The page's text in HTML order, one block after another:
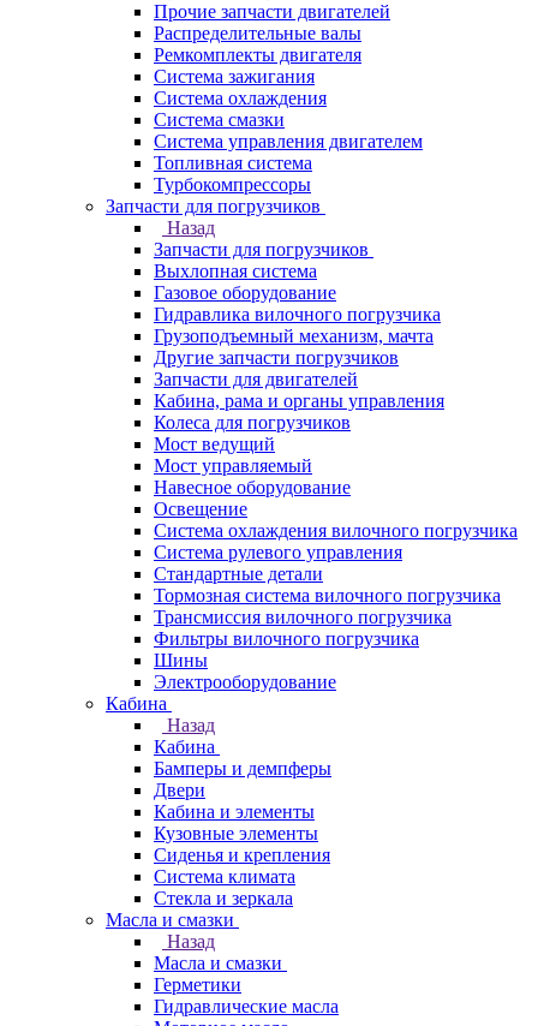
Прочие запчасти двигателей
Распределительные валы
Ремкомплекты двигателя
Система зажигания
Система охлаждения
Система смазки
Система управления двигателем
Топливная система
Турбокомпрессоры
Запчасти для погрузчиков
Назад
Запчасти для погрузчиков
Выхлопная система
Газовое оборудование
Гидравлика вилочного погрузчика
Грузоподъемный механизм, мачта
Другие запчасти погрузчиков
Запчасти для двигателей
Кабина, рама и органы управления
Колеса для погрузчиков
Мост ведущий
Мост управляемый
Навесное оборудование
Освещение
Система охлаждения вилочного погрузчика
Система рулевого управления
Стандартные детали
Тормозная система вилочного погрузчика
Трансмиссия вилочного погрузчика
Фильтры вилочного погрузчика
Шины
Электрооборудование
Кабина
Назад
Кабина
Бамперы и демпферы
Двери
Кабина и элементы
Кузовные элементы
Сиденья и крепления
Система климата
Стекла и зеркала
Масла и смазки
Назад
Масла и смазки
Герметики
Гидравлические масла